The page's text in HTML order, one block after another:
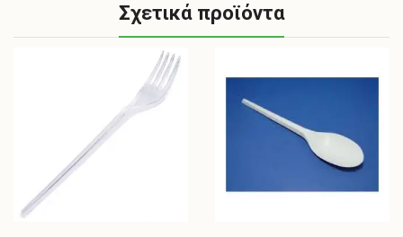
Σχετικά προϊόντα